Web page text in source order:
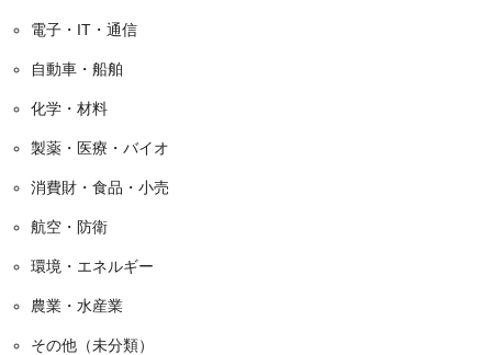
電子・IT・通信
自動車・船舶
化学・材料
製薬・医療・バイオ
消費財・食品・小売
航空・防衛
環境・エネルギー
農業・水産業
その他（未分類）